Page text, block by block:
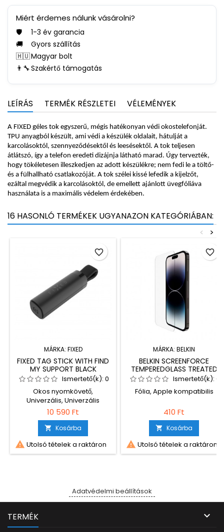
Miért érdemes nálunk vásárolni?
🛡️
1-3 év garancia
🚚
Gyors szállítás
🇭🇺Magyar bolt
👨‍🔧Szakértő támogatás
LEÍRÁS TERMÉK RÉSZLETEI VÉLEMÉNYEK
A FIXED géles tok egyszerű, mégis hatékonyan védi okostelefonját.
TPU anyagból készült, ami védi a készülék oldalait, hátulját a
karcolásoktól, szennyeződésektől és leesésektől. A tok teljesen
átlátszó, így a telefon eredeti dizájnja látható marad. Úgy tervezték,
hogy tökéletesen illeszkedjen az adott készülékre; nem fedi le a töltő-
és a fülhallható csatlakozóját. A tok szélei kissé lefedik a kijelzőt,
ezáltal megvédik a karcolásoktól, de emellett ajánlott üvegfóliáva
használata is a maximális védelem érdekében.
16 HASONLÓ TERMÉKEK UGYANAZON KATEGÓRIÁBAN:
>
<
MÁRKA: FIXED
FIXED TAG STICK WITH FIND
MY SUPPORT BLACK
Ismertető(k): 0
Okos nyomkövető,
Univerzális, Univerzális
10 590 Ft
 Kosárba
 Utolsó tételek a raktáron
favorite_border
MÁRKA: BELKIN
BELKIN SCREENFORCE
TEMPEREDGLASS TREATED
SCREEN PROTECTOR FOR
IPHONE 15 PRO MAX
Ismertető(k): 0
Fólia, Apple kompatibilis
410 Ft
 Kosárba
 Utolsó tételek a raktáron
favorite_border
Adatvédelmi beállítások
TERMÉK 